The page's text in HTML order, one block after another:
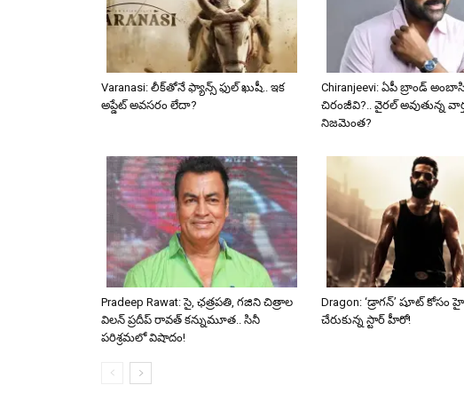
Varanasi: లీక్‌తోనే ఫ్యాన్స్ ఫుల్ ఖుషీ.. ఇక
అప్డేట్ అవసరం లేదా?
Chiranjeevi: ఏపీ బ్రాండ్
చిరంజీవి?.. వైరల్ అవుతున్న
నిజమెంత?
Pradeep Rawat: సై, ఛత్రపతి, గజిని చిత్రాల
విలన్ ప్రదీప్ రావత్ కన్నుమూత.. సినీ
పరిశ్రమలో విషాదం!
Dragon: ‘డ్రాగన్’ షూట్ కోసం
చేరుకున్న స్టార్ హీరో!